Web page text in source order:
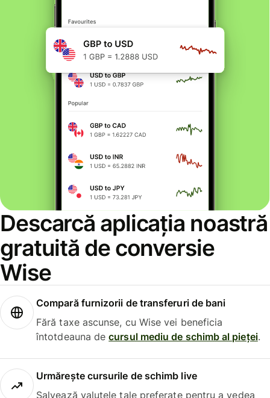
Descarcă aplicația noastră
gratuită de conversie
Wise
Compară furnizorii de transferuri de bani
Fără taxe ascunse, cu Wise vei beneficia
întotdeauna decursul mediu de schimb al pieței.
Urmărește cursurile de schimb live
Salvează valutele tale preferate pentru a vedea